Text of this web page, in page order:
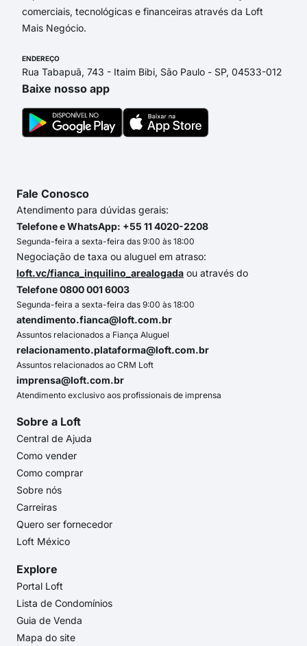
comerciais, tecnológicas e financeiras através da Loft
Mais Negócio.
ENDEREÇO
Rua Tabapuã, 743 - Itaim Bibi, São Paulo - SP, 04533-012
Baixe nosso app
Fale Conosco
Atendimento para dúvidas gerais:
Telefone e WhatsApp: +55 11 4020-2208
Segunda-feira a sexta-feira das 9:00 às 18:00
Negociação de taxa ou aluguel em atraso:
loft.vc/fianca_inquilino_arealogada ou através do
Telefone 0800 001 6003
Segunda-feira a sexta-feira das 9:00 às 18:00
atendimento.fianca@loft.com.br
Assuntos relacionados a Fiança Aluguel
relacionamento.plataforma@loft.com.br
Assuntos relacionados ao CRM Loft
imprensa@loft.com.br
Atendimento exclusivo aos profissionais de imprensa
Sobre a Loft
Central de Ajuda
Como vender
Como comprar
Sobre nós
Carreiras
Quero ser fornecedor
Loft México
Explore
Portal Loft
Lista de Condomínios
Guia de Venda
Mapa do site